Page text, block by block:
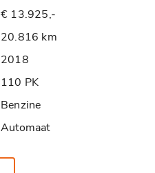
€ 13.925,-
20.816 km
2018
110 PK
Benzine
Automaat